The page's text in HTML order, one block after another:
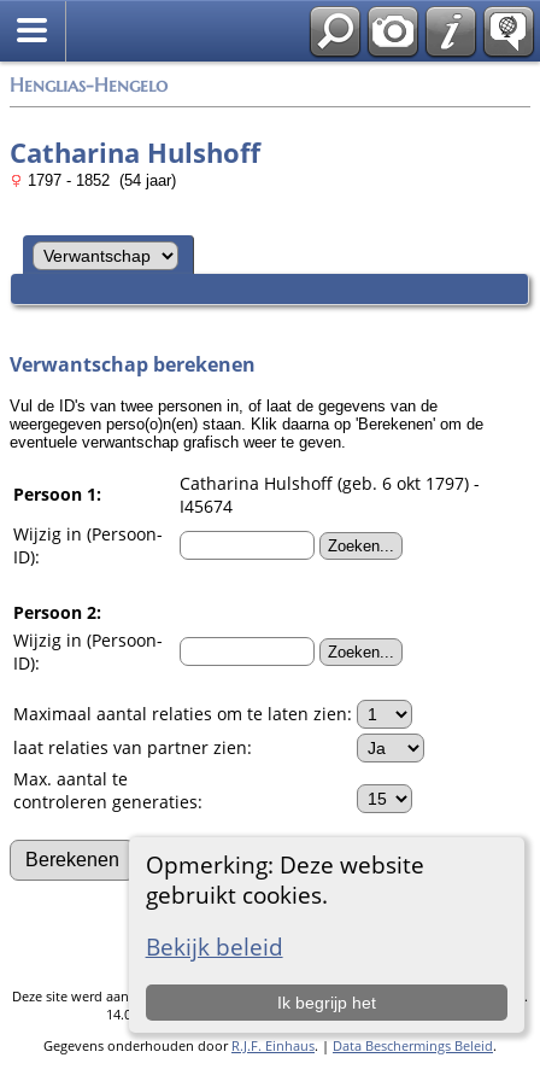
Henglias-Hengelo
Opmerking: Deze website
gebruikt cookies.
Bekijk beleid
Ik begrijp het
Catharina Hulshoff
1797 - 1852 (54 jaar)
Verwantschap berekenen
Vul de ID's van twee personen in, of laat de gegevens van de
weergegeven perso(o)n(en) staan. Klik daarna op 'Berekenen' om de
eventuele verwantschap grafisch weer te geven.
Persoon 1:
Catharina Hulshoff (geb. 6 okt 1797) -
I45674
Wijzig in (Persoon-
ID):
Persoon 2:
Wijzig in (Persoon-
ID):
Maximaal aantal relaties om te laten zien:
laat relaties van partner zien:
Max. aantal te
controleren generaties:
Zoek naar andere connecties
Deze site werd aangemaakt door The Next Generation of Genealogy Sitebuilding
v.
14.0.5, geschreven door Darrin Lythgoe © 2001-2026.
Gegevens onderhouden doorR.J.F. Einhaus. |Data Beschermings Beleid.